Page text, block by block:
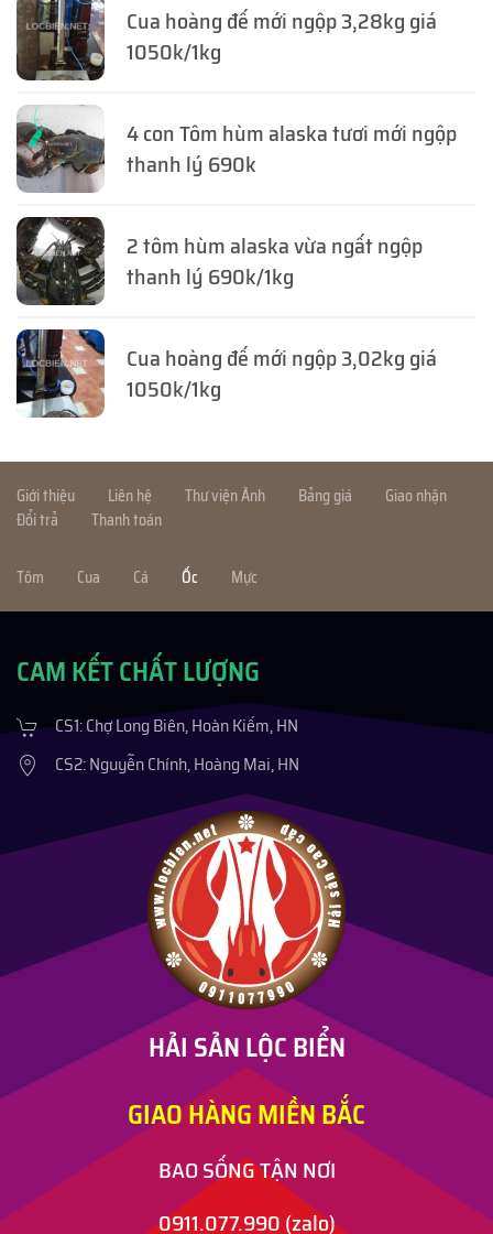
Cua hoàng đế mới ngộp 3,28kg giá
1050k/1kg
4 con Tôm hùm alaska tươi mới ngộp
thanh lý 690k
2 tôm hùm alaska vừa ngất ngộp
thanh lý 690k/1kg
Cua hoàng đế mới ngộp 3,02kg giá
1050k/1kg
Giới thiệu Liên hệ Thư viện Ảnh Bảng giá
Giao nhận
Đổi trả
Thanh toán
Tôm Cua Cá Ốc Mực
CAM KẾT CHẤT LƯỢNG
CS1: Chợ Long Biên, Hoàn Kiếm, HN
CS2: Nguyễn Chính, Hoàng Mai, HN
HẢI SẢN LỘC BIỂN
GIAO HÀNG MIỀN BẮC
BAO SỐNG TẬN NƠI
0911.077.990(zalo)